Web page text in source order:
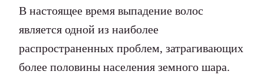
В настоящее время выпадение волос
является одной из наиболее
распространенных проблем, затрагивающих
более половины населения земного шара.